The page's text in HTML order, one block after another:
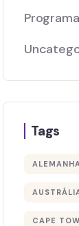
Tags
CAPE